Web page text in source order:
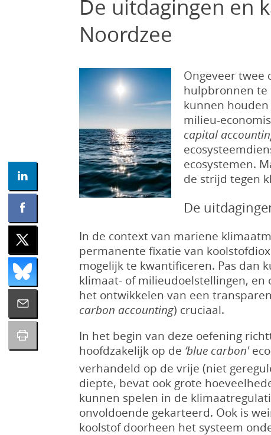
De uitdagingen en
Noordzee
Ongeveer twee
hulpbronnen te
kunnen
milieu-
capital
ecosystemen.
de strijd tegen
De
In de context van mariene
permanente fixatie van
mogelijk te kwantificeren. Pas dan
klimaat- of milieudoelstellingen, en
het ontwikkelen van een
carbon accounting) cruciaal.
In het begin van deze oefening
hoofdzakelijk op de ‘blue carbon'
verhandeld op de vrije (niet
diepte, bevat ook grote
kunnen spelen in de
onvoldoende gekarteerd. Ook is
koolstof doorheen het systeem